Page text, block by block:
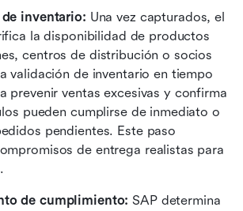
inventario: Una vez capturados, el
la disponibilidad de productos
centros de distribución o socios
validación de inventario en tiempo
prevenir ventas excesivas y confirma
pueden cumplirse de inmediato o
pendientes. Este paso
de entrega realistas para
de cumplimiento: SAP determina